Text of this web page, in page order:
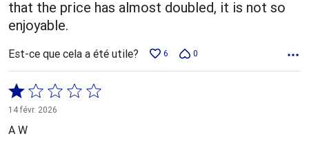
that the price has almost doubled, it is not so
enjoyable.
Est-ce que cela a été utile? 6 0
Coté
1 sur
5
14 févr. 2026
A W